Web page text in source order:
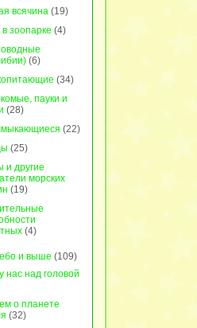
всячина(19)
зоопарке (4)
(6)
(34)
пауки и
(28)
(22)
(25)
и другие
морских
(19)
(4)
и выше (109)
нас над головой
о планете
(32)